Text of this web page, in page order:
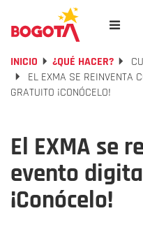
INICIO ¿QUÉ HACER?
EL EXMA SE REINVENTA
GRATUITO ¡CONÓCELO!
El EXMA se
evento
¡Conócelo!